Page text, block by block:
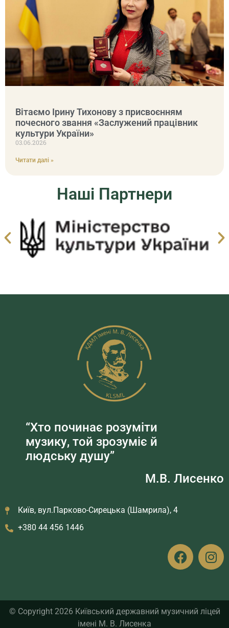
Вітаємо Ірину Тихонову з присвоєнням
почесного звання «Заслужений працівник
культури України»
03.06.2026
Читати далі »
Наші Партнери
“Хто починає розуміти
музику, той зрозуміє й
людську душу”
М.В. Лисенко
Київ, вул.Парково-Сирецька (Шамрила), 4
+380 44 456 1446
© Copyright 2026 Київський державний музичний ліцей
імені М. В. Лисенка